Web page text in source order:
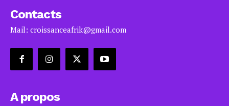
Contacts
Mail: croissanceafrik@gmail.com
A propos